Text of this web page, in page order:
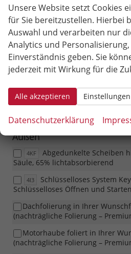
KA1
Rückfahrkamera Rear
ZBD oder ZCB)
7X5
Park Assist -
Ausparken des Fahrzeugs
PLC
Paket Sichtbarkeit -
abblendbarer Innenrückspiegel,
WD1
Alarmanlage Plus mit
Innenraumüberwachung und
Außen
4KF
Abgedunkelte Scheiben
Säule, 65% lichtabsorbierend
4I3
Schlüsselloses System
Schlüsselloses Öffnen und
Dachfolierung in Ihrer
(nachträgliche Folierung –
Motorhaube foliert in Ihrer
(nachträgliche Folierung –
Unsere Website setzt Cookies
für Sie bereitzustellen. Hierbei
Auswahl und verarbeiten nur
Analytics und
Einverständnis geben. Sie
jederzeit mit Wirkung für die
Alle akzeptieren Einstellungen
Datenschutzerklärung